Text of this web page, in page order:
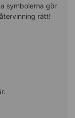
symbolerna gör
rätt!